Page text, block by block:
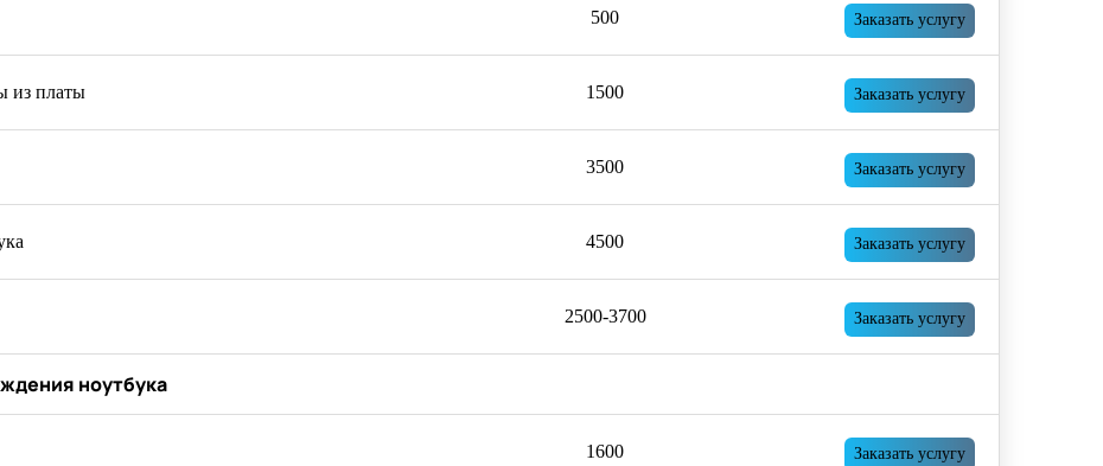
500 Заказать услугу
из платы 1500 Заказать услугу
3500 Заказать услугу
4500 Заказать услугу
2500-3700 Заказать услугу
ноутбука
1600 Заказать услугу